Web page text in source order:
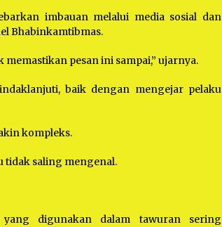
imbauan melalui media sosial dan
Bhabinkamtibmas.
pesan ini sampai,” ujarnya.
baik dengan mengejar pelaku
kompleks.
tidak saling mengenal.
digunakan dalam tawuran sering